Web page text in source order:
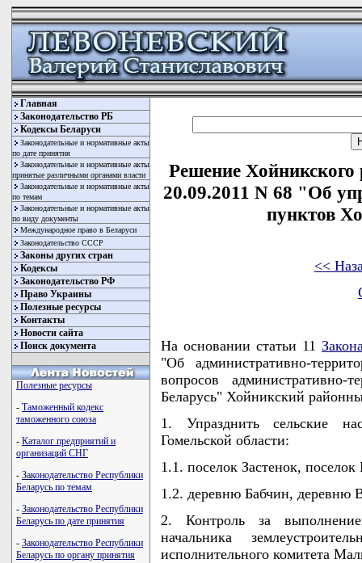
Главная
Законодательство РБ
Кодексы Беларуси
Законодательные и нормативные акты
по дате принятия
Законодательные и нормативные акты
принятые различными органами власти
Законодательные и нормативные акты
по темам
Законодательные и нормативные акты
по виду документы
Международное право в Беларуси
Законодательство СССР
Законы других стран
Кодексы
Законодательство РФ
Право Украины
Полезные ресурсы
Контакты
Новости сайта
Поиск документа
Полезные ресурсы
- Таможенный кодекс
таможенного союза
- Каталог предприятий и
организаций СНГ
- Законодательство Республики
Беларусь по темам
- Законодательство Республики
Беларусь по дате принятия
- Законодательство Республики
Беларусь по органу принятия
Решение Хойникского
20.09.2011 N 68 "Об
пунктов
<<
На основании статьи 11
"Об административно-
вопросов административно-
Беларусь" Хойникский
1. Упразднить сельские
Гомельской области:
1.1. поселок Застенок,
1.2. деревню Бабчин, деревню
2. Контроль за
начальника
исполнительного комитета